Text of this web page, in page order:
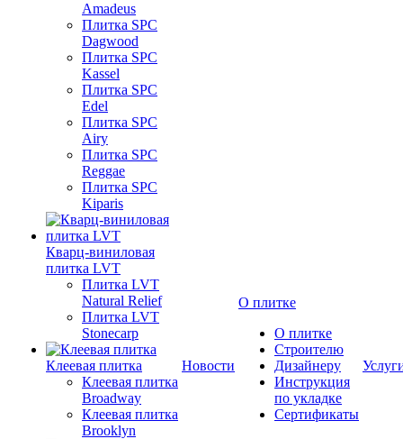
Amadeus
Плитка SPC
Dagwood
Плитка SPC
Kassel
Плитка SPC
Edel
Плитка SPC
Airy
Плитка SPC
Reggae
Плитка SPC
Kiparis
Кварц-виниловая
плитка LVT
Плитка LVT
Natural Relief
Плитка LVT
Stonecarp
Клеевая плитка
Клеевая плитка
Broadway
Клеевая плитка
Brooklyn
Новости
О плитке
О плитке
Строителю
Дизайнеру
Инструкция
по укладке
Сертификаты